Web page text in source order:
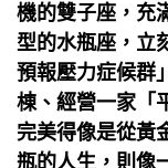
機的雙子座，充
型的水瓶座，立
預報壓力症候群
棟、經營一家「
完美得像是從黃
瓶的人生，則像